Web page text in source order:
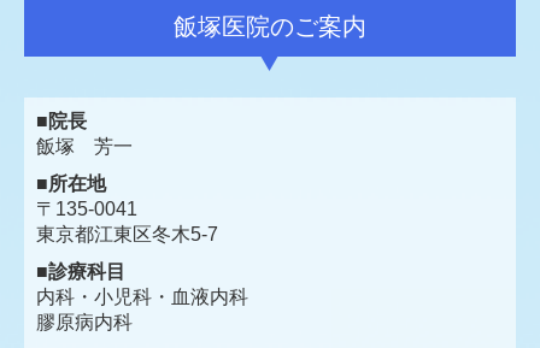
飯塚医院のご案内
■院長
飯塚 芳一
■所在地
〒135-0041
東京都江東区冬木5-7
■診療科目
内科・小児科・血液内科
膠原病内科